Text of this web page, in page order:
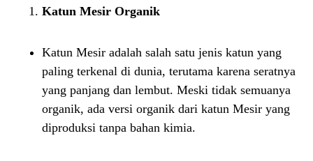
Katun Mesir Organik
Katun Mesir adalah salah satu jenis katun yang
paling terkenal di dunia, terutama karena seratnya
yang panjang dan lembut. Meski tidak semuanya
organik, ada versi organik dari katun Mesir yang
diproduksi tanpa bahan kimia.